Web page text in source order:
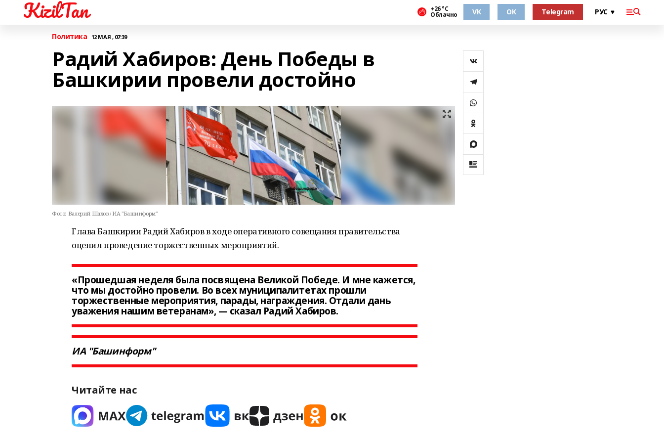
KizilTan +26 °С
Облачно VK OK Telegram
Политика 12 МАЯ , 07:39
Радий Хабиров: День Победы в
Башкирии провели достойно
Фото: Валерий Шахов / ИА "Башинформ"
Глава Башкирии Радий Хабиров в ходе оперативного совещания правительства
оценил проведение торжественных мероприятий.
«Прошедшая неделя была посвящена Великой Победе. И мне кажется,
что мы достойно провели. Во всех муниципалитетах прошли
торжественные мероприятия, парады, награждения. Отдали дань
уважения нашим ветеранам», — сказал Радий Хабиров.
ИА "Башинформ"
Читайте нас